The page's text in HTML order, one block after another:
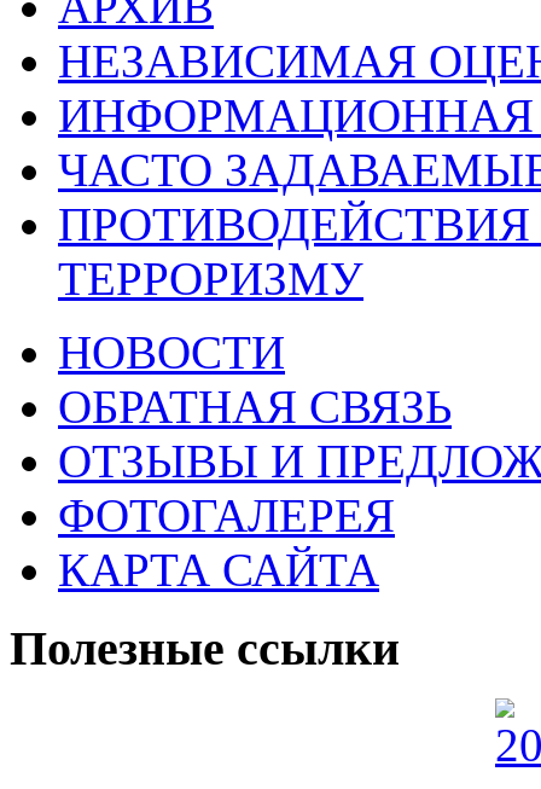
НЕЗАВИСИМАЯ
ИНФОРМАЦИОННАЯ
ЧАСТО
ТЕРРОРИЗМУ
НОВОСТИ
ОБРАТНАЯ СВЯЗЬ
ОТЗЫВЫ И
ФОТОГАЛЕРЕЯ
КАРТА САЙТА
Полезные ссылки